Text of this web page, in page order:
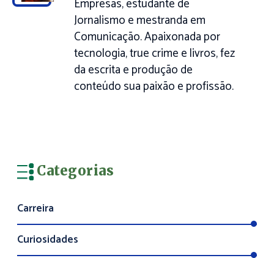
Empresas, estudante de
Jornalismo e mestranda em
Comunicação. Apaixonada por
tecnologia, true crime e livros, fez
da escrita e produção de
conteúdo sua paixão e profissão.
Categorias
Carreira
Curiosidades